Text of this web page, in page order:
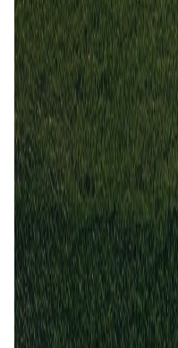
Noorwegen
Estland
13 nov 2025
Noorwegen
Estland
4 1
9 jun 2025
Estland
Noorwegen
01
24 mrt 2016
Estland
Noorwegen
0
12 nov2014
Noorwegen
Estland
01
20 apr 2005
Estland
Noorwegen